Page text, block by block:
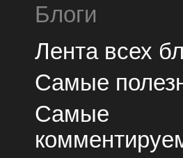
Блоги
Лента всех
Самые
Самые